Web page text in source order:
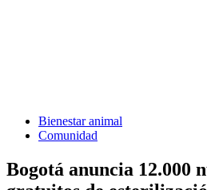
Bienestar animal
Comunidad
Bogotá anuncia 12.000